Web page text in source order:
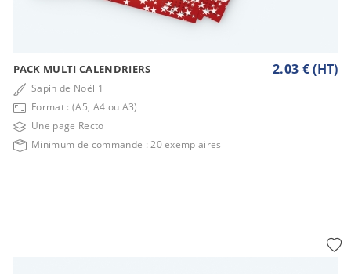
PACK MULTI CALENDRIERS
Sapin de Noël 1
Format : (A5, A4 ou A3)
Une page Recto
Minimum de commande : 20 exemplaires
2.03 € (HT)